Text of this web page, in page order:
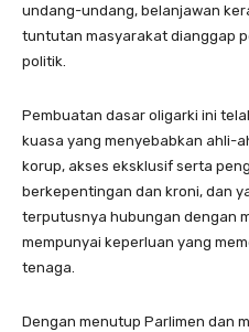
undang-undang, belanjawan
tuntutan masyarakat dianggap
politik.
Pembuatan dasar oligarki ini
kuasa yang menyebabkan ahli-
korup, akses eksklusif serta
berkepentingan dan kroni, dan
terputusnya hubungan dengan
mempunyai keperluan yang
tenaga.
Dengan menutup Parlimen dan